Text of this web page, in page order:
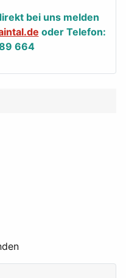
bei uns melden
oder Telefon:
664